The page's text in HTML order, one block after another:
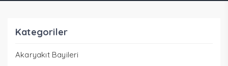
Kategoriler
Akaryakıt Bayileri